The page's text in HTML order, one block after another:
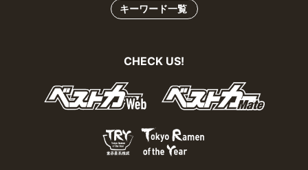
キーワード一覧
CHECK US!